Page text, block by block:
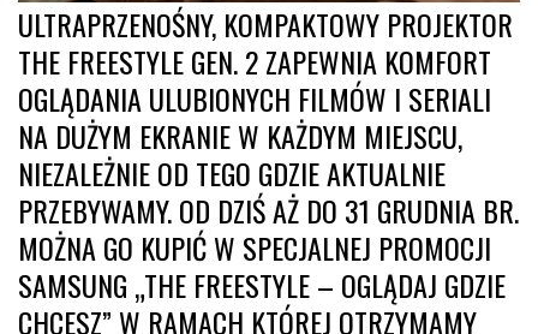
ULTRAPRZENOŚNY, KOMPAKTOWY PROJEKTOR
THE FREESTYLE GEN. 2 ZAPEWNIA KOMFORT
‎OGLĄDANIA ULUBIONYCH FILMÓW I SERIALI
NA DUŻYM EKRANIE W KAŻDYM MIEJSCU,
NIEZALEŻNIE ‎OD TEGO GDZIE AKTUALNIE
PRZEBYWAMY. OD DZIŚ AŻ DO 31 GRUDNIA BR.
MOŻNA GO KUPIĆ W SPECJALNEJ PROMOCJI
SAMSUNG „THE FREESTYLE – OGLĄDAJ GDZIE
CHCESZ” W RAMACH ‎KTÓREJ OTRZYMAMY